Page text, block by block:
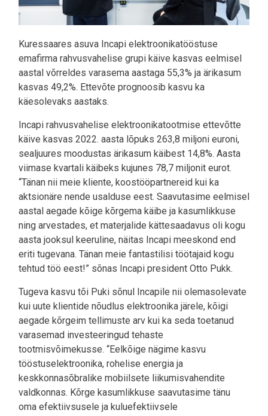
Kuressaares asuva Incapi elektroonikatööstuse
emafirma rahvusvahelise grupi käive kasvas eelmisel
aastal võrreldes varasema aastaga 55,3% ja ärikasum
kasvas 49,2%. Ettevõte prognoosib kasvu ka
käesolevaks aastaks.
Incapi rahvusvahelise elektroonikatootmise ettevõtte
käive kasvas 2022. aasta lõpuks 263,8 miljoni euroni,
sealjuures moodustas ärikasum käibest 14,8%. Aasta
viimase kvartali käibeks kujunes 78,7 miljonit eurot.
“Tänan nii meie kliente, koostööpartnereid kui ka
aktsionäre nende usalduse eest. Saavutasime eelmisel
aastal aegade kõige kõrgema käibe ja kasumlikkuse
ning arvestades, et materjalide kättesaadavus oli kogu
aasta jooksul keeruline, näitas Incapi meeskond end
eriti tugevana. Tänan meie fantastilisi töötajaid kogu
tehtud töö eest!” sõnas Incapi president Otto Pukk.
Tugeva kasvu tõi Puki sõnul Incapile nii olemasolevate
kui uute klientide nõudlus elektroonika järele, kõigi
aegade kõrgeim tellimuste arv kui ka seda toetanud
varasemad investeeringud tehaste
tootmisvõimekusse. “Eelkõige nägime kasvu
tööstuselektroonika, rohelise energia ja
keskkonnasõbralike mobiilsete liikumisvahendite
valdkonnas. Kõrge kasumlikkuse saavutasime tänu
oma efektiivsusele ja kuluefektiivsele